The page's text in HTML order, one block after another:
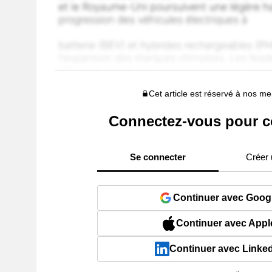
Cet article est réservé à nos
Connectez-vous pour
Se connecter Créer
Continuer avec
Continuer avec
Continuer avec